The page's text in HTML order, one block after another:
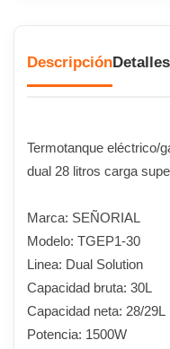
Descripción
Termotanque eléctrico/
dual 28 litros carga
Marca: SEÑORIAL
Modelo: TGEP1-30
Linea: Dual Solution
Capacidad bruta: 30L
Capacidad neta: 28/29L
Potencia: 1500W